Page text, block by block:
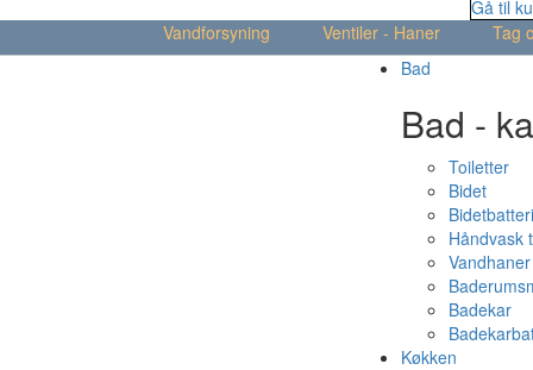
Gå til
Vandforsyning
Ventiler - Haner Tag
Bad
Bad -
Toiletter
Bidet
Håndvask
Badekar
Køkken